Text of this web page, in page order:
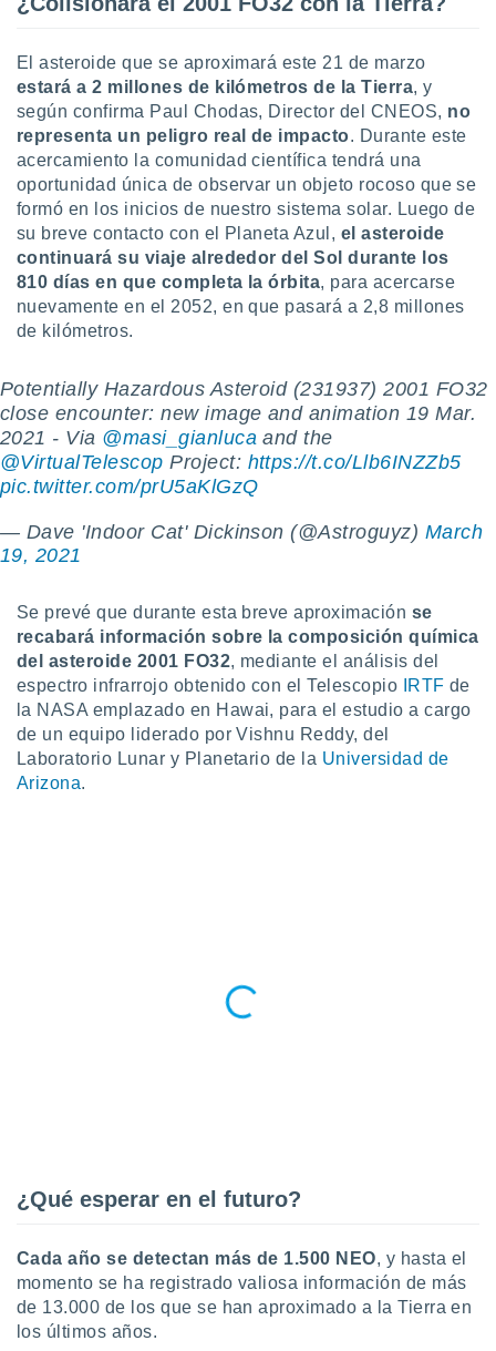
u
datos
momento
en
en
de
un
o acceder
perfiles
utilizar
crear un
uso de
la
contenido
medir el
de la
el
del
publicidad
1199
El asteroide que se aproximará este 21 de marzo
estará a 2 millones de kilómetros de la Tierra, y
según confirma Paul Chodas, Director del CNEOS, no
representa un peligro real de impacto. Durante este
acercamiento la comunidad científica tendrá una
oportunidad única de observar un objeto rocoso que se
formó en los inicios de nuestro sistema solar. Luego de
su breve contacto con el Planeta Azul, el asteroide
continuará su viaje alrededor del Sol durante los
810 días en que completa la órbita, para acercarse
nuevamente en el 2052, en que pasará a 2,8 millones
de kilómetros.
Potentially Hazardous Asteroid (231937) 2001 FO32
close encounter: new image and animation 19 Mar.
2021 - Via @masi_gianluca and the
@VirtualTelescop Project: https://t.co/Llb6INZZb5
pic.twitter.com/prU5aKlGzQ
— Dave 'Indoor Cat' Dickinson (@Astroguyz) March
19, 2021
Se prevé que durante esta breve aproximación se
recabará información sobre la composición química
del asteroide 2001 FO32, mediante el análisis del
espectro infrarrojo obtenido con el Telescopio
IRTF de
la NASA emplazado en Hawai, para el estudio a cargo
de un equipo liderado por Vishnu Reddy, del
Laboratorio Lunar y Planetario de la Universidad de
Arizona.
¿Qué esperar en el futuro?
Cada año se detectan más de 1.500 NEO, y hasta el
momento se ha registrado valiosa información de más
de 13.000 de los que se han aproximado a la Tierra en
los últimos años.